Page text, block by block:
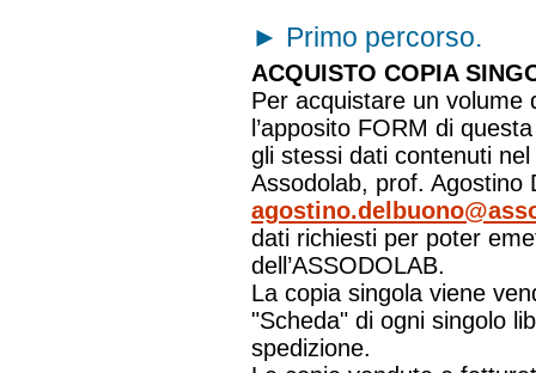
► Primo percorso.
ACQUISTO COPIA
Per acquistare un volume
l’apposito FORM di
gli stessi dati contenuti
Assodolab, prof. Agostino
dati richiesti per poter
dell’ASSODOLAB.
La copia singola viene
"Scheda" di ogni singolo
spedizione.